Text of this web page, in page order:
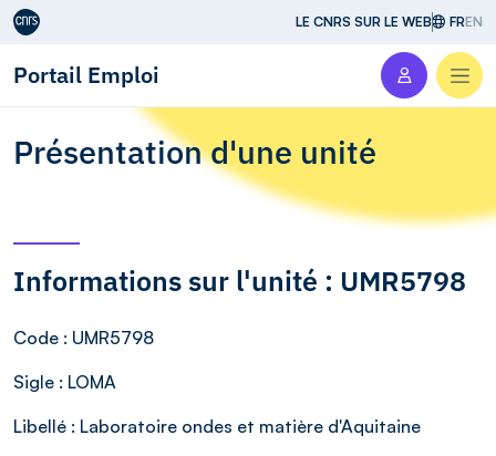
Aller au contenu LE CNRS SUR LE WEB FREN
Portail Emploi
Présentation d'une unité
Informations sur l'unité : UMR5798
Code : UMR5798
Sigle : LOMA
Libellé : Laboratoire ondes et matière d'Aquitaine